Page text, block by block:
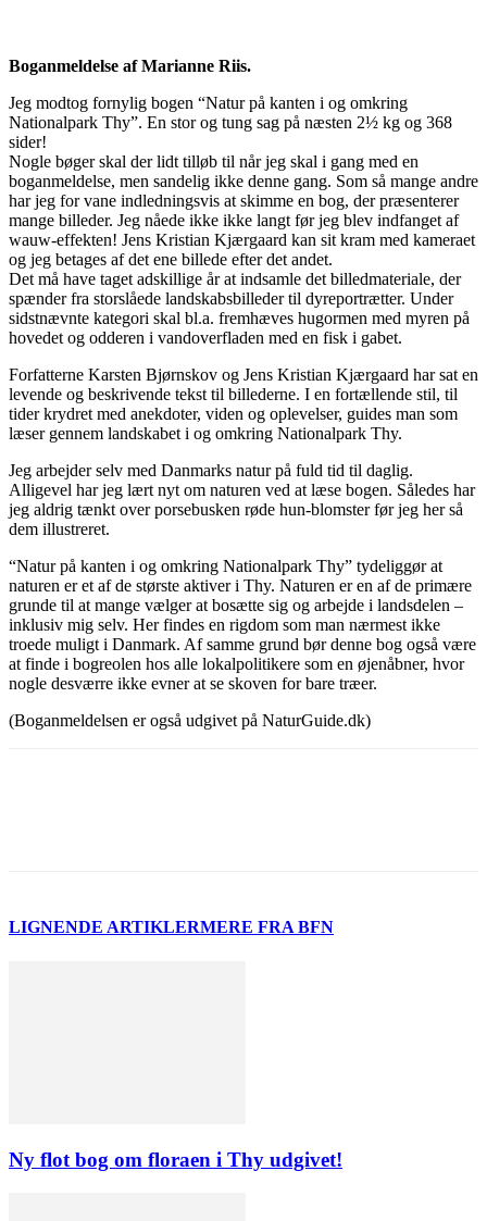
Boganmeldelse af Marianne Riis.
Jeg modtog fornylig bogen “Natur på kanten i og omkring
Nationalpark Thy”. En stor og tung sag på næsten 2½ kg og 368
sider!
Nogle bøger skal der lidt tilløb til når jeg skal i gang med en
boganmeldelse, men sandelig ikke denne gang. Som så mange andre
har jeg for vane indledningsvis at skimme en bog, der præsenterer
mange billeder. Jeg nåede ikke ikke langt før jeg blev indfanget af
wauw-effekten! Jens Kristian Kjærgaard kan sit kram med kameraet
og jeg betages af det ene billede efter det andet.
Det må have taget adskillige år at indsamle det billedmateriale, der
spænder fra storslåede landskabsbilleder til dyreportrætter. Under
sidstnævnte kategori skal bl.a. fremhæves hugormen med myren på
hovedet og odderen i vandoverfladen med en fisk i gabet.
Forfatterne Karsten Bjørnskov og Jens Kristian Kjærgaard har sat en
levende og beskrivende tekst til billederne. I en fortællende stil, til
tider krydret med anekdoter, viden og oplevelser, guides man som
læser gennem landskabet i og omkring Nationalpark Thy.
Jeg arbejder selv med Danmarks natur på fuld tid til daglig.
Alligevel har jeg lært nyt om naturen ved at læse bogen. Således har
jeg aldrig tænkt over porsebusken røde hun-blomster før jeg her så
dem illustreret.
“Natur på kanten i og omkring Nationalpark Thy” tydeliggør at
naturen er et af de største aktiver i Thy. Naturen er en af de primære
grunde til at mange vælger at bosætte sig og arbejde i landsdelen –
inklusiv mig selv. Her findes en rigdom som man nærmest ikke
troede muligt i Danmark. Af samme grund bør denne bog også være
at finde i bogreolen hos alle lokalpolitikere som en øjenåbner, hvor
nogle desværre ikke evner at se skoven for bare træer.
(Boganmeldelsen er også udgivet på NaturGuide.dk)
LIGNENDE ARTIKLERMERE FRA BFN
Ny flot bog om floraen i Thy udgivet!